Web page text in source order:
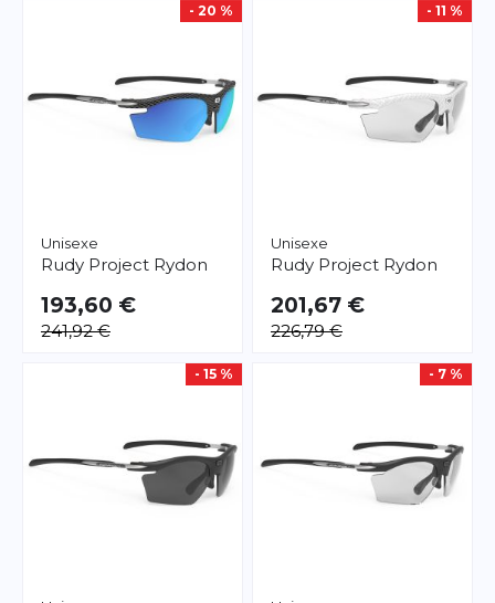
- 20 %
Unisexe
Rudy Project Rydon
193,60 €
241,92 €
- 11 %
Unisexe
Rudy Project Rydon
201,67 €
226,79 €
- 15 % - 7 %